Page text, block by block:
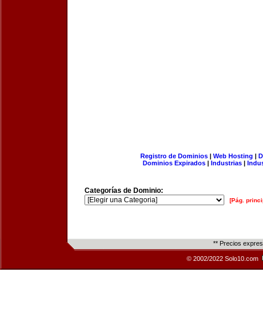
Registro de Dominios| Web Hosting |
Dominios Expirados | Industrias |
Categorías de Dominio:
[Pág.
** Precios
© 2002/2022 Solo10.com